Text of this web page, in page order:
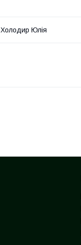
Холодир Юлія